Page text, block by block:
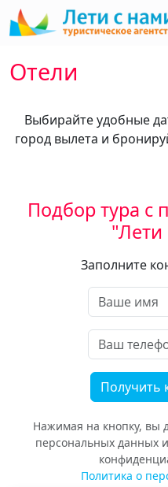
Отели
Выбирайте удобные
город вылета и
Подбор тура с
"Лети
Заполните
Ваше имя
Ваш телефон
Нажимая на кнопку, вы
персональных данных
Политика о